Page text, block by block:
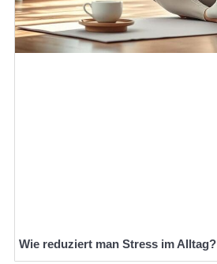
Wie reduziert man Stress im Alltag?